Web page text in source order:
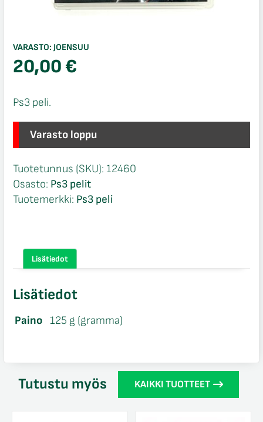
VARASTO: JOENSUU
20,00€
Ps3 peli.
Varasto loppu
Tuotetunnus (SKU): 12460
Osasto: Ps3 pelit
Tuotemerkki: Ps3 peli
Lisätiedot
Lisätiedot
Paino 125 g (gramma)
Tutustu myös KAIKKI TUOTTEET